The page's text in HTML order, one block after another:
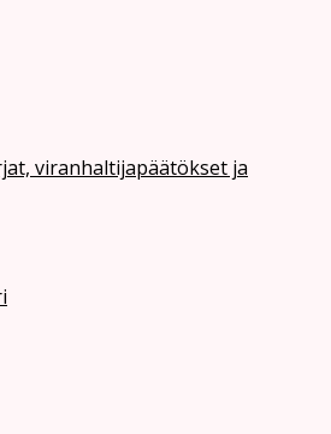
viranhaltijapäätökset ja